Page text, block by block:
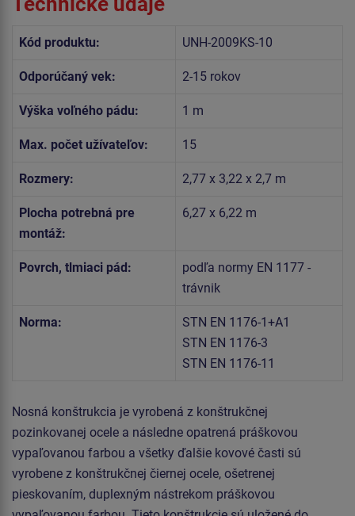
Kód produktu: UNH-2009KS-10
Odporúčaný vek: 2-15 rokov
Výška voľného pádu: 1 m
Max. počet užívateľov: 15
Rozmery: 2,77 x 3,22 x 2,7 m
Plocha potrebná pre
montáž:
6,27 x 6,22 m
Povrch, tlmiaci pád:
podľa normy EN 1177 -
trávnik
Norma:
STN EN 1176-1+A1
STN EN 1176-3
STN EN 1176-11
Nosná konštrukcia je vyrobená z konštrukčnej
pozinkovanej ocele a následne opatrená práškovou
vypaľovanou farbou a všetky ďalšie kovové časti sú
vyrobene z konštrukčnej čiernej ocele, ošetrenej
pieskovaním, duplexným nástrekom práškovou